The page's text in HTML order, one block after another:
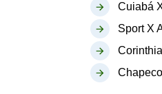
Cuiabá
Sport X